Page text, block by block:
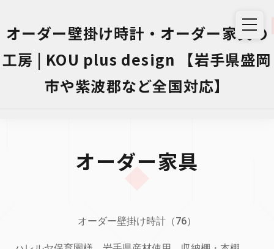
オーダー壁掛け時計・オーダー家具の
工房 | KOU plus design 【岩手県盛岡
市や紫波郡など全国対応】
オーダー家具
オーダー壁掛け時計（76）